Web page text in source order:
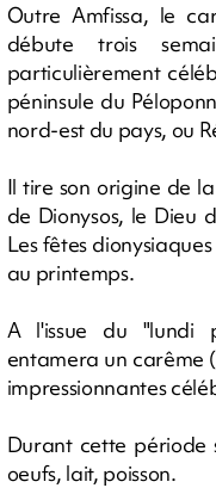
Outre Amfissa, le
débute trois
particulièrement
péninsule du
nord-est du pays, ou
Il tire son origine de
de Dionysos, le Dieu
Les fêtes
au printemps.
A l'issue du "lundi
entamera un carême
impressionnantes
Durant cette période
oeufs, lait, poisson.